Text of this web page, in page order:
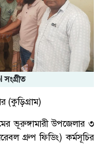
(কুড়িগ্রাম)
ভূরুঙ্গামারী উপজেলার ৩
গ্রুপ ফিডিং) কর্মসূচির